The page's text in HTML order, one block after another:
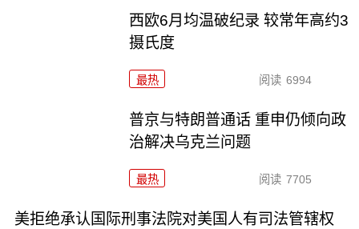
西欧6月均温破纪录 较常年高约3
摄氏度
最热 阅读 6994
普京与特朗普通话 重申仍倾向政
治解决乌克兰问题
最热 阅读 7705
美拒绝承认国际刑事法院对美国人有司法管辖权